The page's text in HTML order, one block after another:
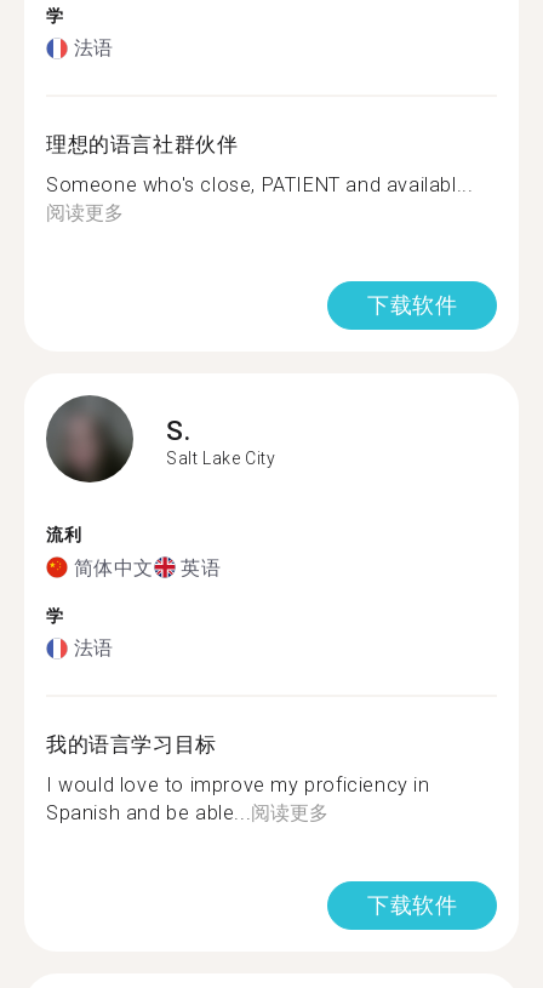
学
法语
理想的语言社群伙伴
Someone who's close, PATIENT and availabl...
阅读更多
下载软件
S.
Salt Lake City
流利
简体中文 英语
学
法语
我的语言学习目标
I would love to improve my proficiency in
Spanish and be able...阅读更多
下载软件